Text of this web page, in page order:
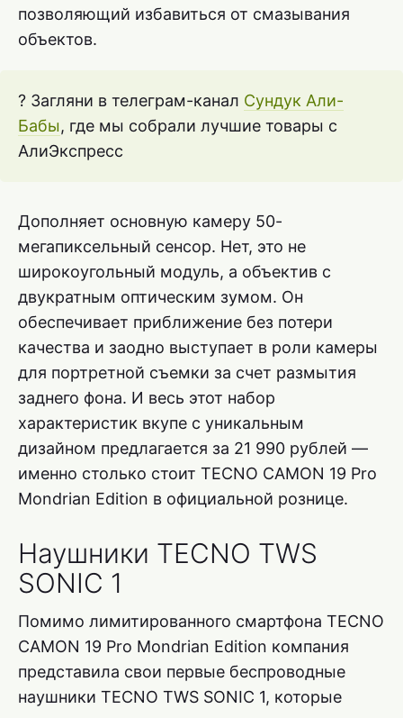
позволяющий избавиться от смазывания
объектов.
? Загляни в телеграм-канал Сундук Али-
Бабы, где мы собрали лучшие товары с
АлиЭкспресс
Дополняет основную камеру 50-
мегапиксельный сенсор. Нет, это не
широкоугольный модуль, а объектив с
двукратным оптическим зумом. Он
обеспечивает приближение без потери
качества и заодно выступает в роли камеры
для портретной съемки за счет размытия
заднего фона. И весь этот набор
характеристик вкупе с уникальным
дизайном предлагается за 21 990 рублей —
именно столько стоит TECNO CAMON 19 Pro
Mondrian Edition в официальной рознице.
Наушники TECNO TWS
SONIC 1
Помимо лимитированного смартфона TECNO
CAMON 19 Pro Mondrian Edition компания
представила свои первые беспроводные
наушники TECNO TWS SONIC 1, которые